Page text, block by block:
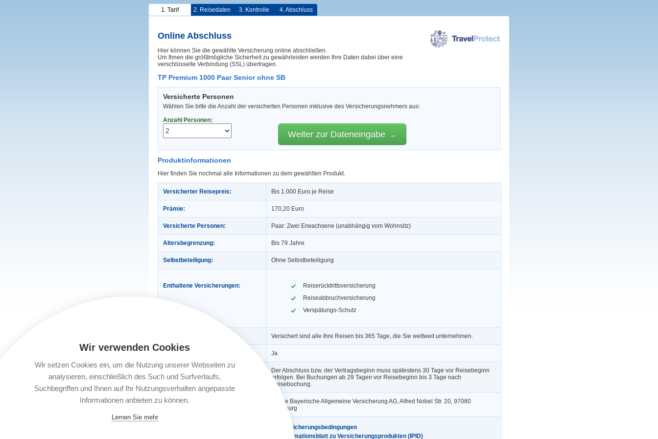
1. Tarif 2. Reisedaten 3. Kontrolle 4. Abschluss
Online Abschluss
Hier können Sie die gewählte Versicherung online abschließen.
Um Ihnen die größtmögliche Sicherheit zu gewährleisten werden Ihre Daten dabei über eine
verschlüsselte Verbindung (SSL) übertragen.
TP Premium 1000 Paar Senior ohne SB
Versicherte Personen
Wählen Sie bitte die Anzahl der versicherten Personen inklusive des Versicherungsnehmers aus:
Anzahl Personen:
Weiter zur Dateneingabe →
Produktinformationen
Hier finden Sie nochmal alle Informationen zu dem gewählten Produkt.
Versicherter Reisepreis: Bis 1.000 Euro je Reise
Prämie: 170,20 Euro
Versicherte Personen: Paar: Zwei Erwachsene (unabhängig vom Wohnsitz)
Altersbegrenzung: Bis 79 Jahre
Selbstbeteiligung: Ohne Selbstbeteiligung
Enthaltene Versicherungen:
Reiserücktrittsversicherung
Reiseabbruchversicherung
Verspätungs-Schutz
Versichert sind alle Ihre Reisen bis 365 Tage, die Sie weltweit unternehmen.
Ja
Der Abschluss bzw. der Vertragsbeginn muss spätestens 30 Tage vor Reisebeginn
erfolgen. Bei Buchungen ab 29 Tagen vor Reisebeginn bis 3 Tage nach
Reisebuchung.
Leistungsträger:
BA die Bayerische Allgemeine Versicherung AG, Alfred Nobel Str. 20, 97080
Würzburg
Versicherungsbedingungen
Informationsblatt zu Versicherungsprodukten (IPID)
Wir verwenden Cookies
Wir setzen Cookies ein, um die Nutzung unserer Webseiten zu
analysieren, einschließlich des Such und Surfverlaufs,
Suchbegriffen und Ihnen auf Ihr Nutzungsverhalten angepasste
Informationen anbieten zu können.
Lernen Sie mehr